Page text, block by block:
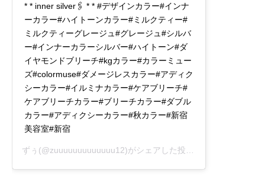
* * inner silver🖇 * * #デザインカラー#インナ
ーカラー#ハイトーンカラー#ミルクティー#
ミルクティーグレージュ#グレージュ#シルバ
ー#インナーカラーシルバー#ハイトーン#ダ
イヤモンドブリーチ#kgカラー#カラーミュー
ズ#colormuse#ダメージレスカラー#アディク
シーカラー#イルミナカラー#ケアブリーチ#
ケアブリーチカラー#ブリーチカラー#ダブル
カラー#アディクシーカラー#秋カラー#新宿
美容室#新宿
ずぅ (@zuuuuuuuuuuuuu12)がシェアした投稿 -